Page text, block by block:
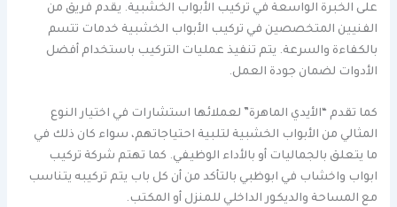
على الخبرة الواسعة في تركيب الأبواب الخشبية. يقدم فريق من
الفنيين المتخصصين في تركيب الأبواب الخشبية خدمات تتسم
بالكفاءة والسرعة. يتم تنفيذ عمليات التركيب باستخدام أفضل
الأدوات لضمان جودة العمل.
كما تقدم “الأيدي الماهرة” لعملائها استشارات في اختيار النوع
المثالي من الأبواب الخشبية لتلبية احتياجاتهم، سواء كان ذلك في
ما يتعلق بالجماليات أو بالأداء الوظيفي. كما تهتم شركة تركيب
ابواب واخشاب في ابوظبي بالتأكد من أن كل باب يتم تركيبه يتناسب
مع المساحة والديكور الداخلي للمنزل أو المكتب.